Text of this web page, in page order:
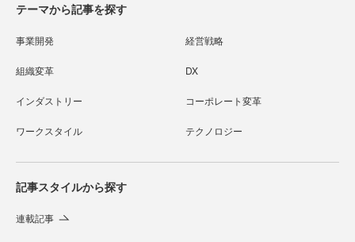
テーマから記事を探す
事業開発 経営戦略
組織変革 DX
インダストリー コーポレート変革
ワークスタイル テクノロジー
記事スタイルから探す
連載記事